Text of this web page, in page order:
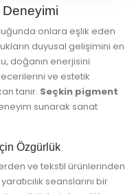
onlara eşlik eden
duyusal gelişimini en
doğanın enerjisini
ve estetik
tanır. Seçkin pigment
sunarak sanat
Özgürlük
ve tekstil ürünlerinden
seanslarını bir